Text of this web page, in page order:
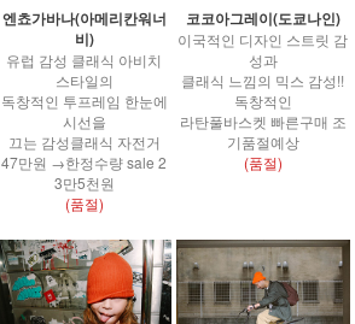
엔쵸가바나(아메리칸워너
비)
유럽 감성 클래식 아비치
스타일의
독창적인 투프레임 한눈에
시선을
끄는 감성클래식 자전거
47만원 →한정수량 sale 2
3만5천원
(품절)
코코아그레이(도쿄나인)
이국적인 디자인 스트릿 감
성과
클래식 느낌의 믹스 감성!!
독창적인
라탄풀바스켓 빠른구매 조
기품절예상
(품절)